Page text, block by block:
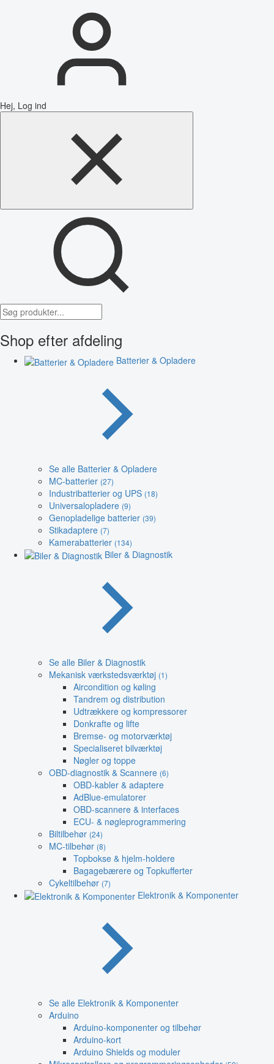
Hej, Log ind
Shop efter afdeling
Batterier & Opladere
Se alle Batterier & Opladere
MC-batterier (27)
Industribatterier og UPS (18)
Universalopladere (9)
Genopladelige batterier (39)
Stikadaptere (7)
Kamerabatterier (134)
Biler & Diagnostik
Se alle Biler & Diagnostik
Mekanisk værkstedsværktøj (1)
Aircondition og køling
Tandrem og distribution
Udtrækkere og kompressorer
Donkrafte og lifte
Bremse- og motorværktøj
Specialiseret bilværktøj
Nøgler og toppe
OBD-diagnostik & Scannere (6)
OBD-kabler & adaptere
AdBlue-emulatorer
OBD-scannere & interfaces
ECU- & nøgleprogrammering
Biltilbehør (24)
MC-tilbehør (8)
Topbokse & hjelm-holdere
Bagagebærere og Topkufferter
Cykeltilbehør (7)
Elektronik & Komponenter
Se alle Elektronik & Komponenter
Arduino
Arduino-komponenter og tilbehør
Arduino-kort
Arduino Shields og moduler